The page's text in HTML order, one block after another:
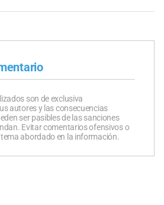
son de exclusiva
autores y las consecuencias
ser pasibles de las sanciones
Evitar comentarios ofensivos o
abordado en la información.